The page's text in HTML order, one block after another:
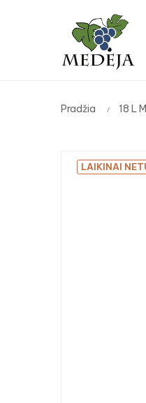
Pradžia 18 L
LAIKINAI